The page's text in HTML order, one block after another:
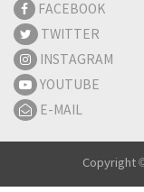
FACEBOOK
TWITTER
INSTAGRAM
YOUTUBE
E-MAIL
Copyright